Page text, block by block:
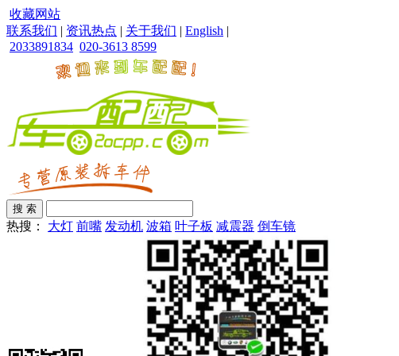
收藏网站
联系我们 | 资讯热点 | 关于我们 | English |
2033891834 020-3613 8599
热搜： 大灯 前嘴 发动机 波箱 叶子板 减震器 倒车镜